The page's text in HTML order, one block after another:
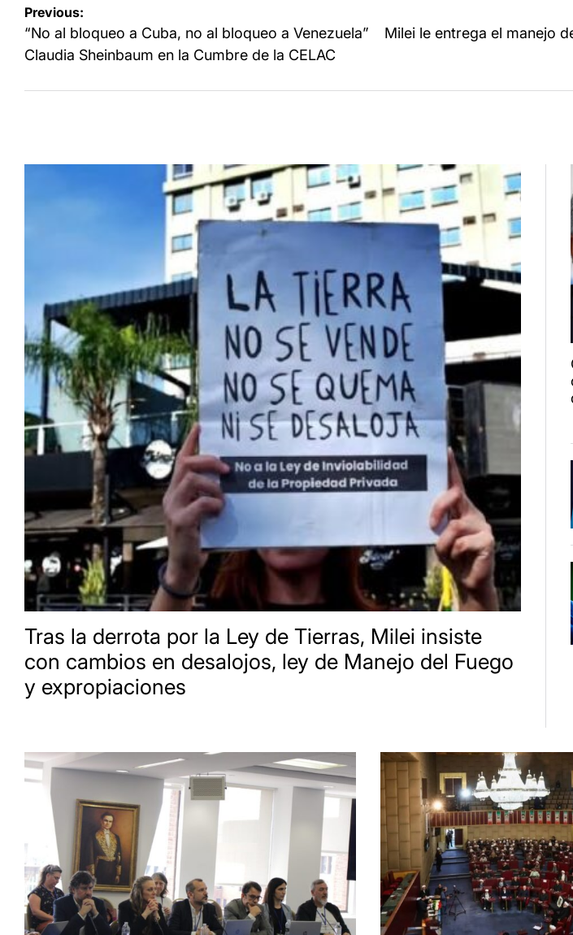
Navegación
de
entradas
Previous:
“No al bloqueo a Cuba, no al bloqueo a Venezuela”
Claudia Sheinbaum en la Cumbre de la CELAC
Milei le entrega el manejo
Tras la derrota por la Ley de Tierras, Milei insiste
con cambios en desalojos, ley de Manejo del Fuego
y expropiaciones